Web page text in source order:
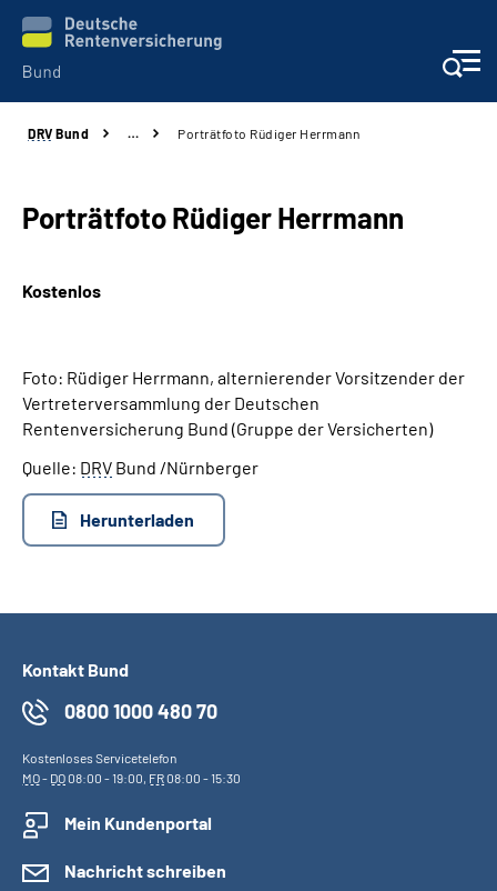
Beratung & Kontakt
Reha-Zentren
Über uns
Inhalte in Gebärdensprache (DGS)
DRV Bund … Porträtfoto Rüdiger Herrmann
Porträtfoto Rüdiger Herrmann
Kostenlos
Foto: Rüdiger Herrmann, alternierender Vorsitzender der
Vertreterversammlung der Deutschen
Rentenversicherung Bund (Gruppe der Versicherten)
Quelle: DRV Bund /Nürnberger
Herunterladen
Kontakt Bund
0800 1000 480 70
Kostenloses Servicetelefon
MO- DO08:00 - 19:00, FR08:00 - 15:30
Mein Kundenportal
Nachricht schreiben